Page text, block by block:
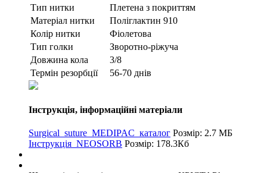
Тип нитки
Плетена з покриттям
Матеріал нитки
Поліглактин 910
Колір нитки
Фіолетова
Тип голки
Зворотно-ріжуча
Довжина кола
3/8
Термін резорбції
56-70 днів
Інструкція, інформаційні матеріали
Surgical_suture_MEDIPAC_каталог Розмір: 2.7 МБ
Інструкція_NEOSORB Розмір: 178.3Кб